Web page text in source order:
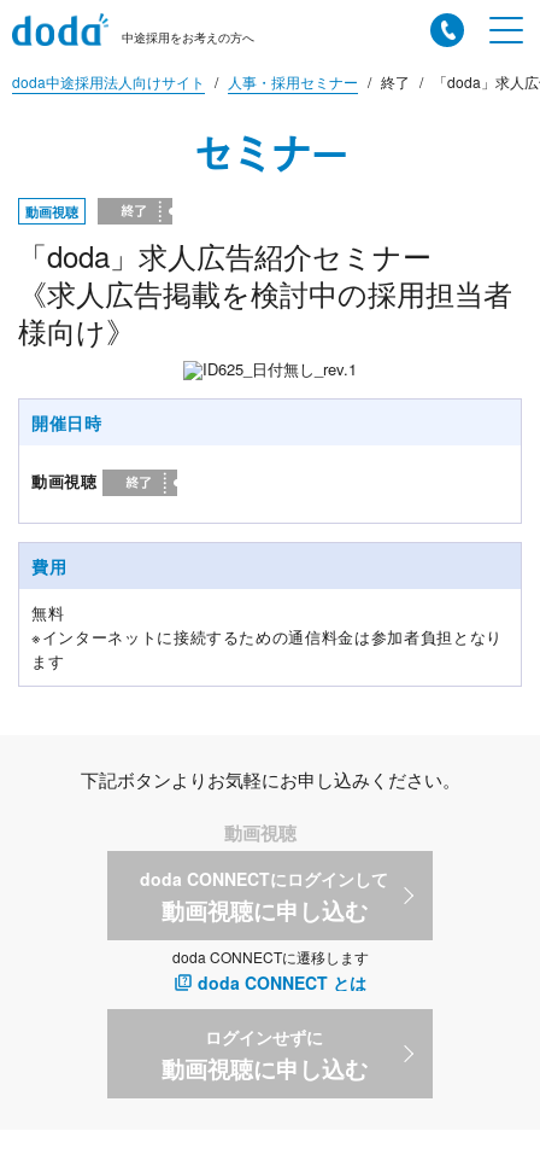
中途採用をお考えの方へ
doda中途採用法人向けサイト 人事・採用セミナー 終了 「doda」求人
セミナー
動画視聴
「doda」求人広告紹介セミナー
《求人広告掲載を検討中の採用担当者
様向け》
開催日時
動画視聴
費用
無料
※インターネットに接続するための通信料金は参加者負担となり
ます
下記ボタンよりお気軽にお申し込みください。
動画視聴
doda CONNECTにログインして
動画視聴に申し込む
doda CONNECTに遷移します
doda CONNECT とは
ログインせずに
動画視聴に申し込む